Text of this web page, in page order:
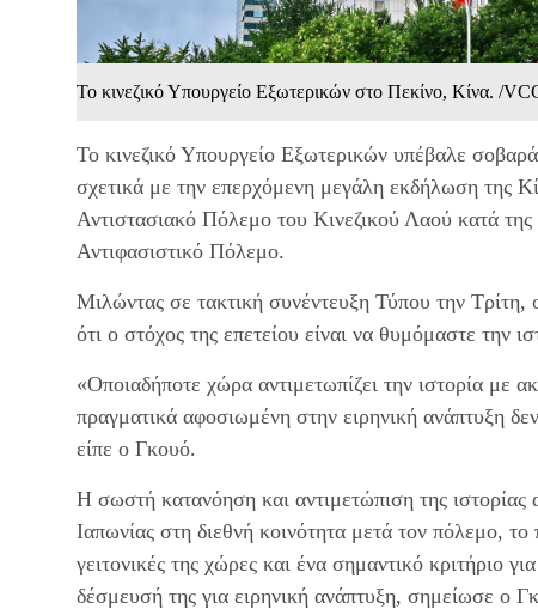
Το κινεζικό Υπουργείο Εξωτερικών στο Πεκίνο, Κίνα. /
Το κινεζικό Υπουργείο Εξωτερικών υπέβαλε
σχετικά με την επερχόμενη μεγάλη εκδήλωση της
Αντιστασιακό Πόλεμο του Κινεζικού Λαού κατά
Αντιφασιστικό Πόλεμο.
Μιλώντας σε τακτική συνέντευξη Τύπου την
ότι ο στόχος της επετείου είναι να θυμόμαστε την
«Οποιαδήποτε χώρα αντιμετωπίζει την ιστορία με
πραγματικά αφοσιωμένη στην ειρηνική ανάπτυξη
είπε ο Γκουό.
Η σωστή κατανόηση και αντιμετώπιση της
Ιαπωνίας στη διεθνή κοινότητα μετά τον πόλεμο,
γειτονικές της χώρες και ένα σημαντικό κριτήριο
δέσμευσή της για ειρηνική ανάπτυξη, σημείωσε ο